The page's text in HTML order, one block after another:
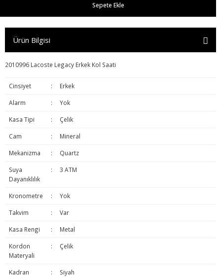
Sepete Ekle
Ürün Bilgisi
2010996 Lacoste Legacy Erkek Kol Saati
Cinsiyet : Erkek
Alarm : Yok
Kasa Tipi : Çelik
Cam : Mineral
Mekanizma : Quartz
Suya
Dayanıklılık
: 3 ATM
Kronometre : Yok
Takvim : Var
Kasa Rengi : Metal
Kordon
Materyali
: Çelik
Kadran
: Siyah